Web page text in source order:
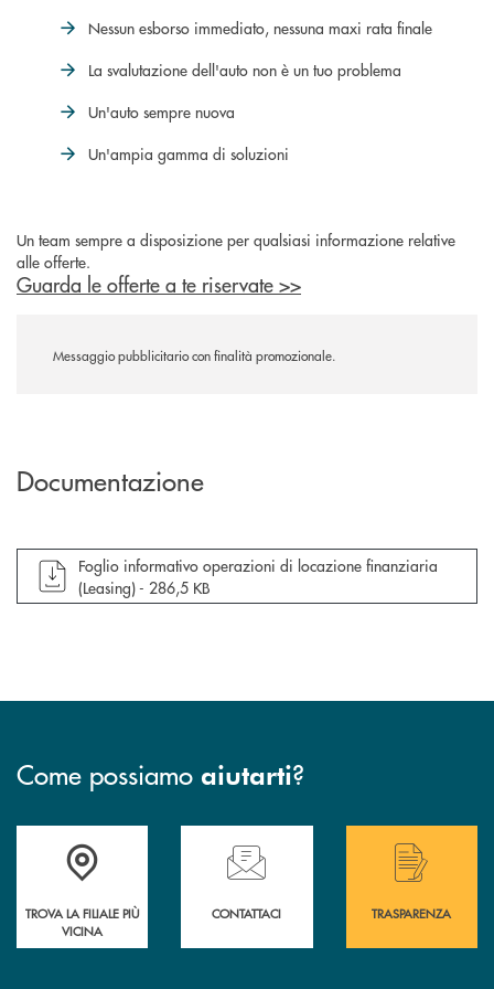
Nessun esborso immediato, nessuna maxi rata finale
La svalutazione dell'auto non è un tuo problema
Un'auto sempre nuova
Un'ampia gamma di soluzioni
Un team sempre a disposizione per qualsiasi informazione relative
alle offerte.
Guarda le offerte a te riservate >>
Messaggio pubblicitario con finalità promozionale.
Documentazione
apre documento in una nuova finestra
Foglio informativo operazioni di locazione finanziaria
(Leasing) - 286,5 KB
Come possiamo aiutarti?
Accedi all' elenco completo delle filiali .
TROVA LA FILIALE PIÙ
VICINA
Hai bisogno di assistenza immediata?
CONTATTACI
Hai bisogno di
TRASPARENZA